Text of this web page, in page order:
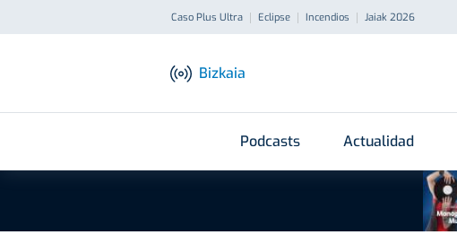
Caso Plus Ultra Eclipse Incendios Jaiak 2026
Bizkaia
Podcasts Actualidad